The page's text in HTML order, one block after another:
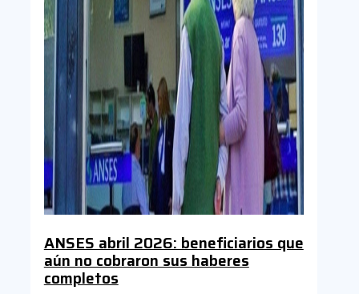
ANSES abril 2026: beneficiarios que
aún no cobraron sus haberes
completos